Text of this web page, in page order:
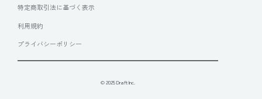
特定商取引法に基づく表示
利用規約
プライバシーポリシー
© 2025 Draft Inc.